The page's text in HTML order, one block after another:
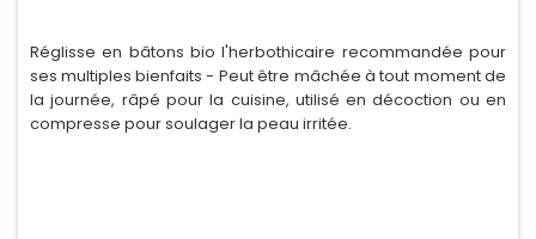
Réglisse en bâtons bio l'herbothicaire recommandée pour
ses multiples bienfaits - Peut être mâchée à tout moment de
la journée, râpé pour la cuisine, utilisé en décoction ou en
compresse pour soulager la peau irritée.